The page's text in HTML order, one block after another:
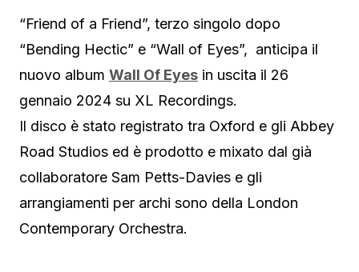
“Friend of a Friend”, terzo singolo dopo
“Bending Hectic” e “Wall of Eyes”, anticipa il
nuovo album Wall Of Eyes in uscita il 26
gennaio 2024 su XL Recordings.
Il disco è stato registrato tra Oxford e gli Abbey
Road Studios ed è prodotto e mixato dal già
collaboratore Sam Petts-Davies e gli
arrangiamenti per archi sono della London
Contemporary Orchestra.